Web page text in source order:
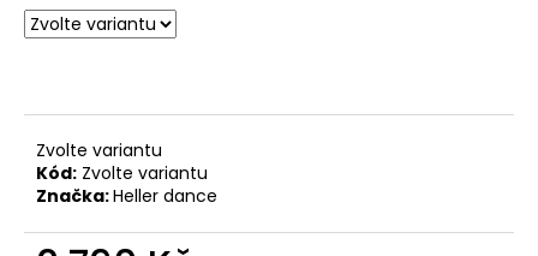
Zvolte variantu
Kód: Zvolte variantu
Značka:Heller dance
p
o
u